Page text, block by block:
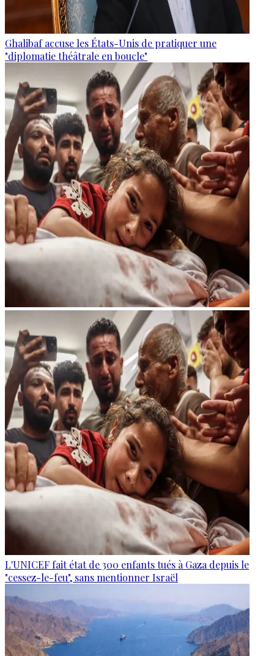
Ghalibaf accuse les États-Unis de pratiquer une
"diplomatie théâtrale en boucle"
L'UNICEF fait état de 300 enfants tués à Gaza depuis le
"cessez-le-feu", sans mentionner Israël